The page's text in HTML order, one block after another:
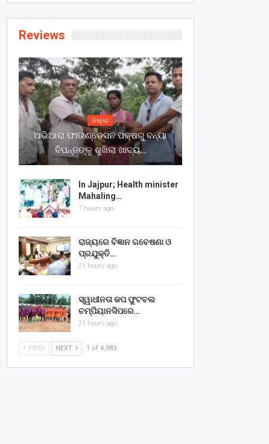
Reviews
ଜିଲ୍ଲା
ଅଭିଆରା ଫାଉଣ୍ଡେସନ ପକ୍ଷରୁ ବନ୍ୟା
ବିପନ୍ନଙ୍କୁ ଶୁଖିଲା ଖାଦ୍ୟ…
In Jajpur; Health minister
Mahaling…
7 hours ago
ରାଜ୍ୟରେ ବିଜ୍ଞାନ ଗବେଷଣା ଓ
ପ୍ରଯୁକ୍ତି…
21 hours ago
ସ୍ୱାଧୀନତା କପ ଫୁଟବଲ
ଚମ୍ପିୟାନସିପରେ…
21 hours ago
PREV NEXT 1 of 4,983